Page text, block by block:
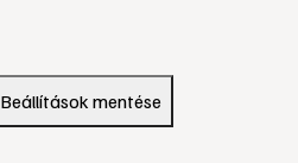
Beállítások mentése